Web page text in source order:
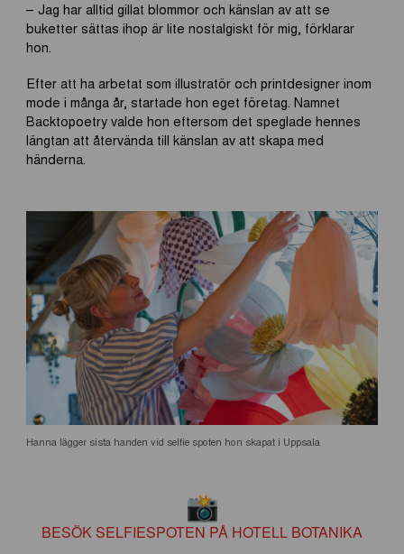
– Jag har alltid gillat blommor och känslan av att se
buketter sättas ihop är lite nostalgiskt för mig, förklarar
hon.
Efter att ha arbetat som illustratör och printdesigner inom
mode i många år, startade hon eget företag. Namnet
Backtopoetry valde hon eftersom det speglade hennes
längtan att återvända till känslan av att skapa med
händerna.
Hanna lägger sista handen vid selfie spoten hon skapat i Uppsala
BESÖK SELFIESPOTEN PÅ HOTELL BOTANIKA